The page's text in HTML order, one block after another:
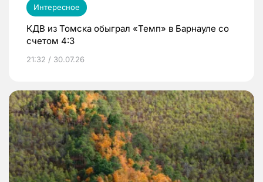
Интересное
КДВ из Томска обыграл «Темп» в Барнауле со
счетом 4:3
21:32 / 30.07.26